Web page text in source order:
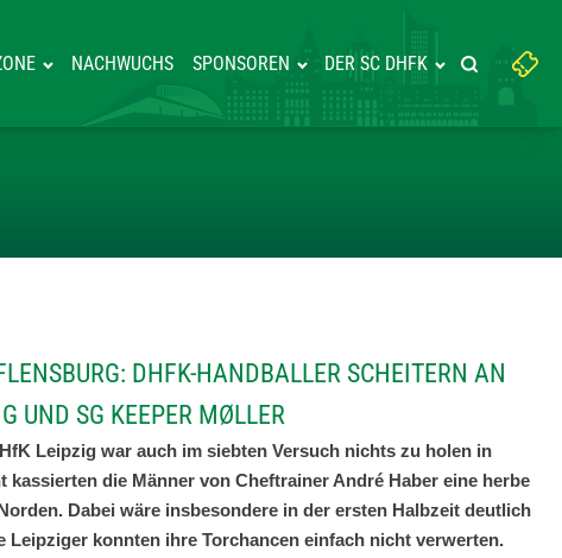
NACHWUCHS SPONSOREN DER SC DHFK
Suchbegriff
eingeben:
Suche
DHFK-HANDBALLER SCHEITERN AN
UND SG KEEPER MØLLER
Leipzig war auch im siebten Versuch nichts zu holen in
kassierten die Männer von Cheftrainer André Haber eine herbe
Dabei wäre insbesondere in der ersten Halbzeit deutlich
Leipziger konnten ihre Torchancen einfach nicht verwerten.